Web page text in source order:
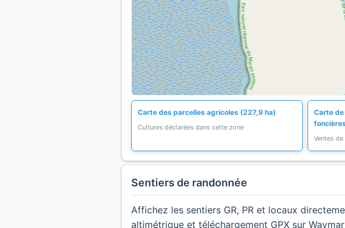
Carte des parcelles agricoles (227,9 ha)
Cultures déclarées dans cette zone
Carte
Ventes
Sentiers de randonnée
Affichez les sentiers GR, PR et locaux
altimétrique et téléchargement GPX sur